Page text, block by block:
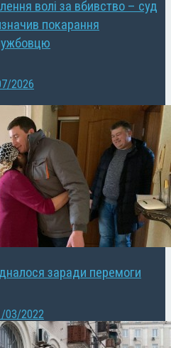
волі за вбивство – суд
покарання
2026
заради перемоги
03/2022